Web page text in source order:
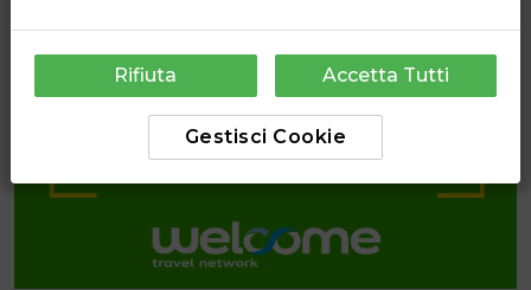
Gestisci Cookie
Rifiuta Accetta Tutti